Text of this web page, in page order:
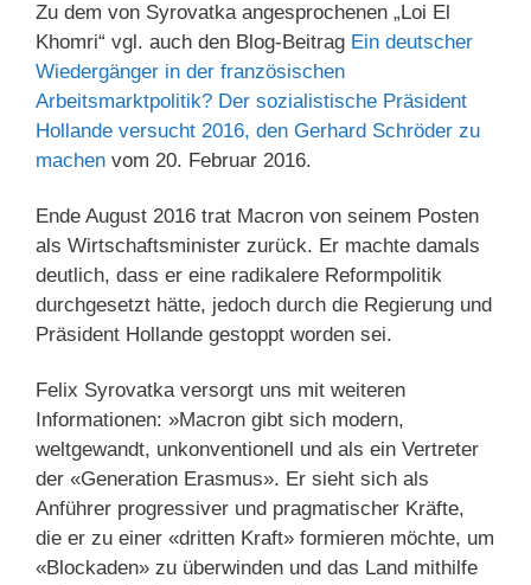
Zu dem von Syrovatka angesprochenen „Loi El
Khomri“ vgl. auch den Blog-Beitrag Ein deutscher
Wiedergänger in der französischen
Arbeitsmarktpolitik? Der sozialistische Präsident
Hollande versucht 2016, den Gerhard Schröder zu
machen vom 20. Februar 2016.
Ende August 2016 trat Macron von seinem Posten
als Wirtschaftsminister zurück. Er machte damals
deutlich, dass er eine radikalere Reformpolitik
durchgesetzt hätte, jedoch durch die Regierung und
Präsident Hollande gestoppt worden sei.
Felix Syrovatka versorgt uns mit weiteren
Informationen: »Macron gibt sich modern,
weltgewandt, unkonventionell und als ein Vertreter
der «Generation Erasmus». Er sieht sich als
Anführer progressiver und pragmatischer Kräfte,
die er zu einer «dritten Kraft» formieren möchte, um
«Blockaden» zu überwinden und das Land mithilfe